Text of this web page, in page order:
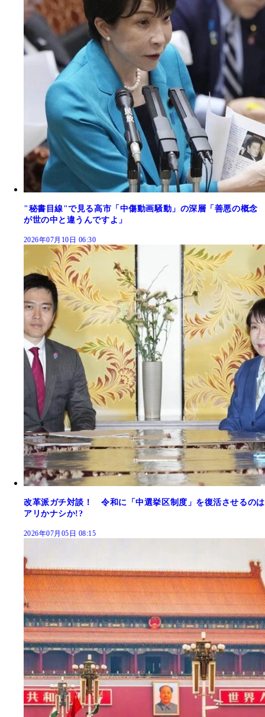
"秘書目線"で見る高市「中傷動画騒動」の深層「善悪の概念
が世の中と違うんですよ」
2026年07月10日 06:30
改革派ガチ対談！ 令和に「中選挙区制度」を復活させるのは
アリかナシか!?
2026年07月05日 08:15